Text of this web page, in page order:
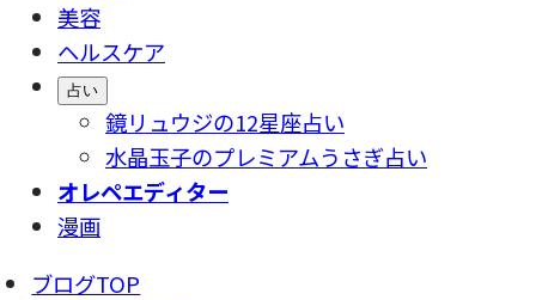
美容
ヘルスケア
占い
鏡リュウジの12星座占い
水晶玉子のプレミアムうさぎ占い
オレペエディター
漫画
ブログTOP